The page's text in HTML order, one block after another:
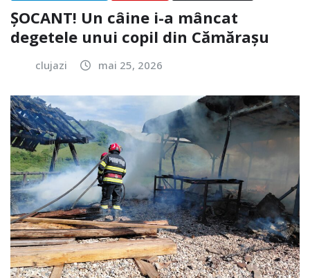
ȘOCANT! Un câine i-a mâncat
degetele unui copil din Cămărașu
clujazi mai 25, 2026